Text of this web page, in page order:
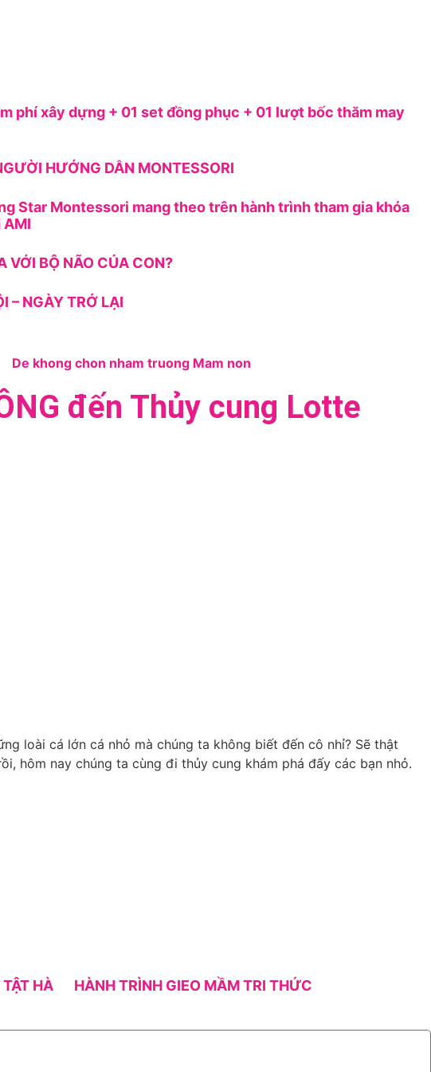
phí xây dựng + 01 set đồng phục + 01 lượt bốc thăm may
HƯỚNG DẪN MONTESSORI
Star Montessori mang theo trên hành trình tham gia khóa
AMI
VỚI BỘ NÃO CỦA CON?
– NGÀY TRỞ LẠI
đến Thủy cung Lotte
loài cá lớn cá nhỏ mà chúng ta không biết đến cô nhỉ? Sẽ thật
hôm nay chúng ta cùng đi thủy cung khám phá đấy các bạn nhỏ.
HÀ
HÀNH TRÌNH GIEO MẦM TRI THỨC